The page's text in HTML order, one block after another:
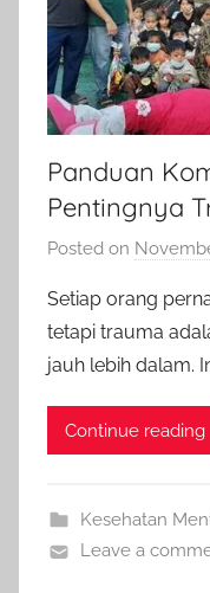
Panduan
Pentingnya
Posted on
Setiap orang
tetapi trauma
jauh lebih dalam.
Continue reading
Kesehatan
Leave a